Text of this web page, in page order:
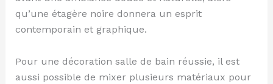
qu’une étagère noire donnera un esprit
contemporain et graphique.
Pour une décoration salle de bain réussie, il est
aussi possible de mixer plusieurs matériaux pour